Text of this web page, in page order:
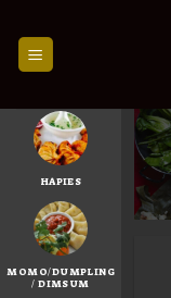
content
HAPIES
MOMO/DUMPLING
/ DIMSUM